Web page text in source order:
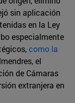
sin aplicación
en la Ley
especialmente
como la
el
de Cámaras
extranjera en